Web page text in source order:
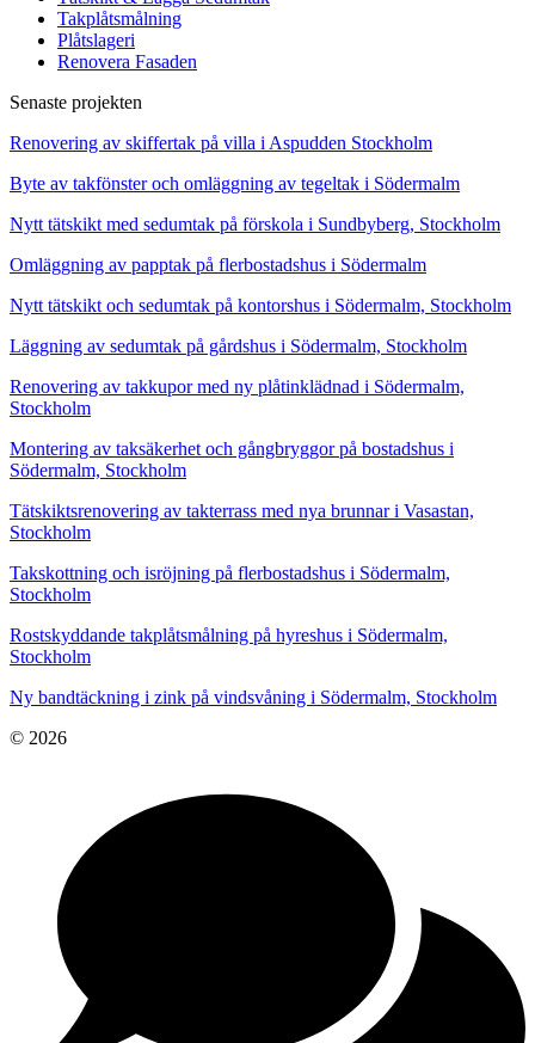
Takplåtsmålning
Plåtslageri
Renovera Fasaden
Senaste projekten
Renovering av skiffertak på villa i Aspudden Stockholm
Byte av takfönster och omläggning av tegeltak i Södermalm
Nytt tätskikt med sedumtak på förskola i Sundbyberg, Stockholm
Omläggning av papptak på flerbostadshus i Södermalm
Nytt tätskikt och sedumtak på kontorshus i Södermalm, Stockholm
Läggning av sedumtak på gårdshus i Södermalm, Stockholm
Renovering av takkupor med ny plåtinklädnad i Södermalm,
Stockholm
Montering av taksäkerhet och gångbryggor på bostadshus i
Södermalm, Stockholm
Tätskiktsrenovering av takterrass med nya brunnar i Vasastan,
Stockholm
Takskottning och isröjning på flerbostadshus i Södermalm,
Stockholm
Rostskyddande takplåtsmålning på hyreshus i Södermalm,
Stockholm
Ny bandtäckning i zink på vindsvåning i Södermalm, Stockholm
© 2026